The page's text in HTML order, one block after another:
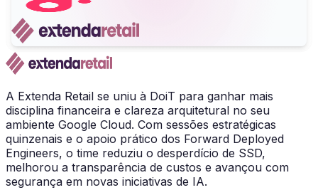
A Extenda Retail se uniu à DoiT para ganhar mais
disciplina financeira e clareza arquitetural no seu
ambiente Google Cloud. Com sessões estratégicas
quinzenais e o apoio prático dos Forward Deployed
Engineers, o time reduziu o desperdício de SSD,
melhorou a transparência de custos e avançou com
segurança em novas iniciativas de IA.